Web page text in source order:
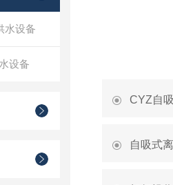
水设备
设备
CYZ自
自吸式